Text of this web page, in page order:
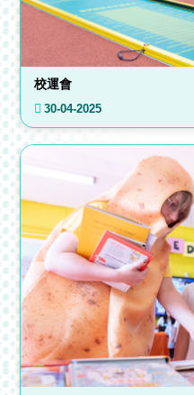
校運會
30-04-2025